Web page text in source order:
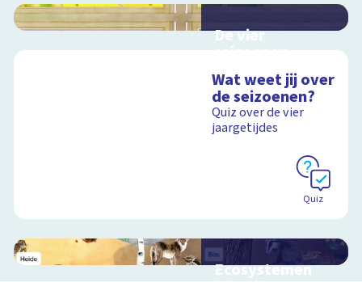
De vier
seizoenen
schoolplaat over de
seizoenen
Schoolplaat
Wat weet jij over
de seizoenen?
Quiz over de vier
jaargetijdes
Quiz
Ecosystemen
Interactieve